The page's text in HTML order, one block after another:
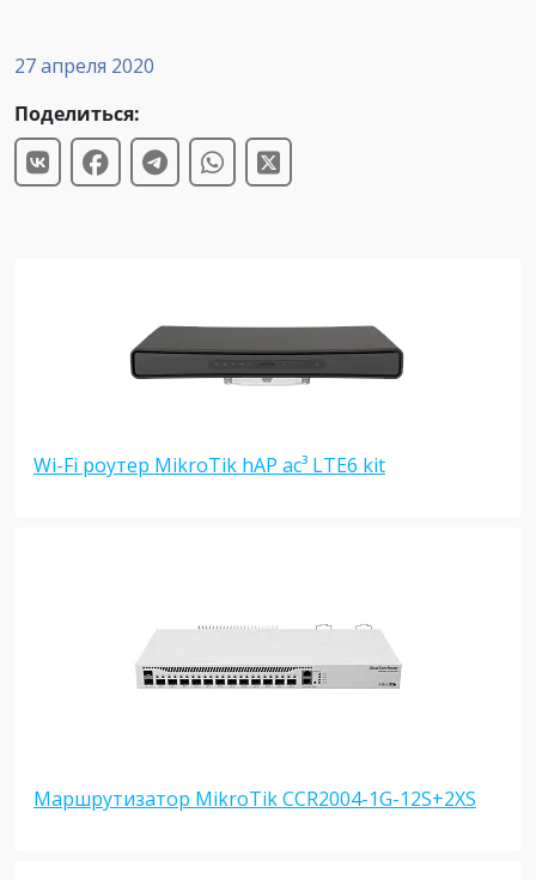
27 апреля 2020
Поделиться:
Wi-Fi роутер MikroTik hAP ac³ LTE6 kit
Маршрутизатор MikroTik CCR2004-1G-12S+2XS